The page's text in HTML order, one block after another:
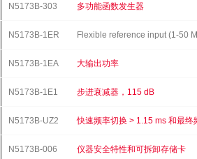
N5173B-303 多功能函数发生器
N5173B-1ER Flexible reference input (1-50
N5173B-1EA 大输出功率
N5173B-1E1 步进衰减器，115 dB
N5173B-UZ2 快速频率切换 > 1.15 ms 和最终
N5173B-006 仪器安全特性和可拆卸存储卡